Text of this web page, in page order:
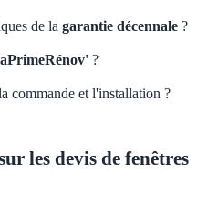
de la garantie décennale ?
?
commande et l'installation ?
les devis de fenêtres